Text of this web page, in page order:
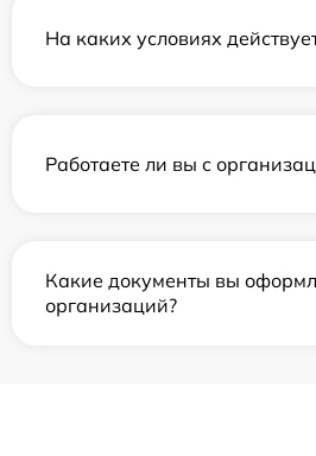
На каких условиях
Работаете ли вы с
Какие документы вы
организаций?